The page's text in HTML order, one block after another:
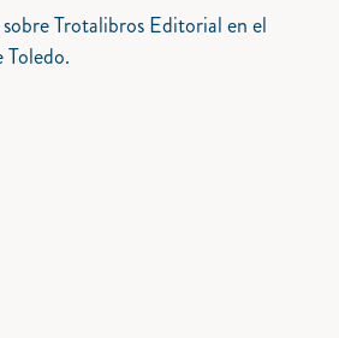
Trotalibros Editorial en el